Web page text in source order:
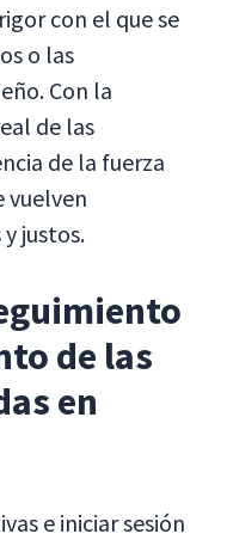
con el que se
o las
Con la
de las
de la fuerza
vuelven
justos.
de las
en
e iniciar sesión